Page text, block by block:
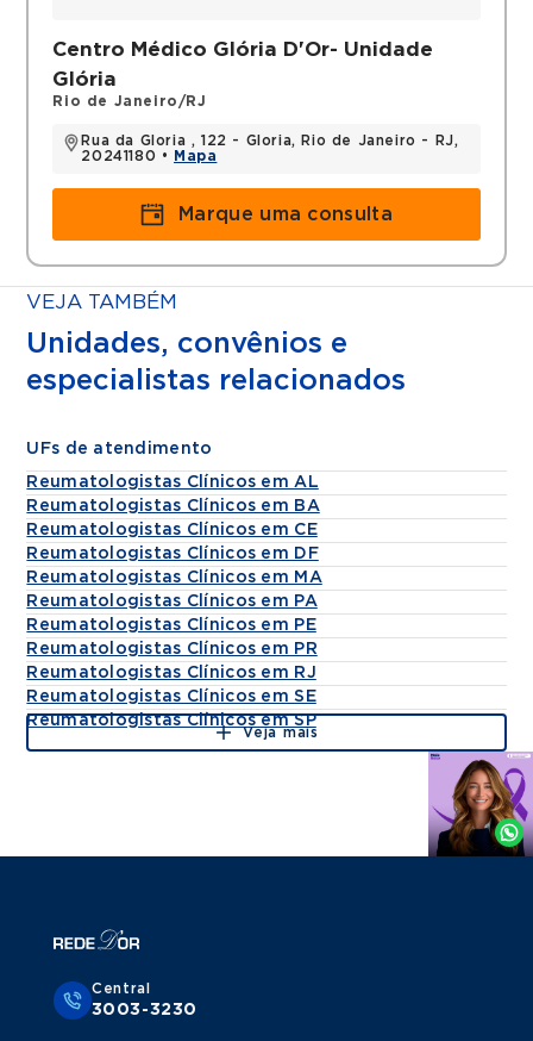
Centro Médico Glória D'Or- Unidade
Glória
Rio de Janeiro/RJ
Rua da Gloria , 122 - Gloria, Rio de Janeiro - RJ,
20241180 •
Mapa
Marque uma consulta
VEJA TAMBÉM
Unidades, convênios e
especialistas relacionados
UFs de atendimento
Reumatologistas Clínicos em AL
Reumatologistas Clínicos em BA
Reumatologistas Clínicos em CE
Reumatologistas Clínicos em DF
Reumatologistas Clínicos em MA
Reumatologistas Clínicos em PA
Reumatologistas Clínicos em PE
Reumatologistas Clínicos em PR
Reumatologistas Clínicos em RJ
Reumatologistas Clínicos em SE
Reumatologistas Clínicos em SP
Veja mais
Agende
Whatsapp
Central
3003-3230